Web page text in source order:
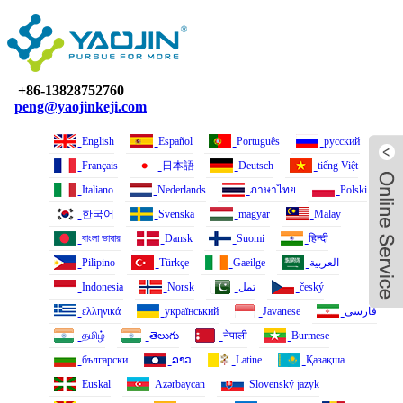
+86-13828752760
peng@yaojinkeji.com
English Español Português
русский
Français
日本語 Deutsch
tiếng Việt
Italiano
Nederlands ภาษาไทย
Polski
한국어
Svenska magyar
Malay
বাংলা ভাষার
Dansk Suomi
हिन्दी
Pilipino
Türkçe Gaeilge
العربية
Indonesia
Norsk‎ تمل
český
ελληνικά
український Javanese
فارسی
தமிழ்
తెలుగు नेपाली
Burmese
български
ລາວ Latine
Қазақша
Euskal
Azərbaycan
Slovenský jazyk